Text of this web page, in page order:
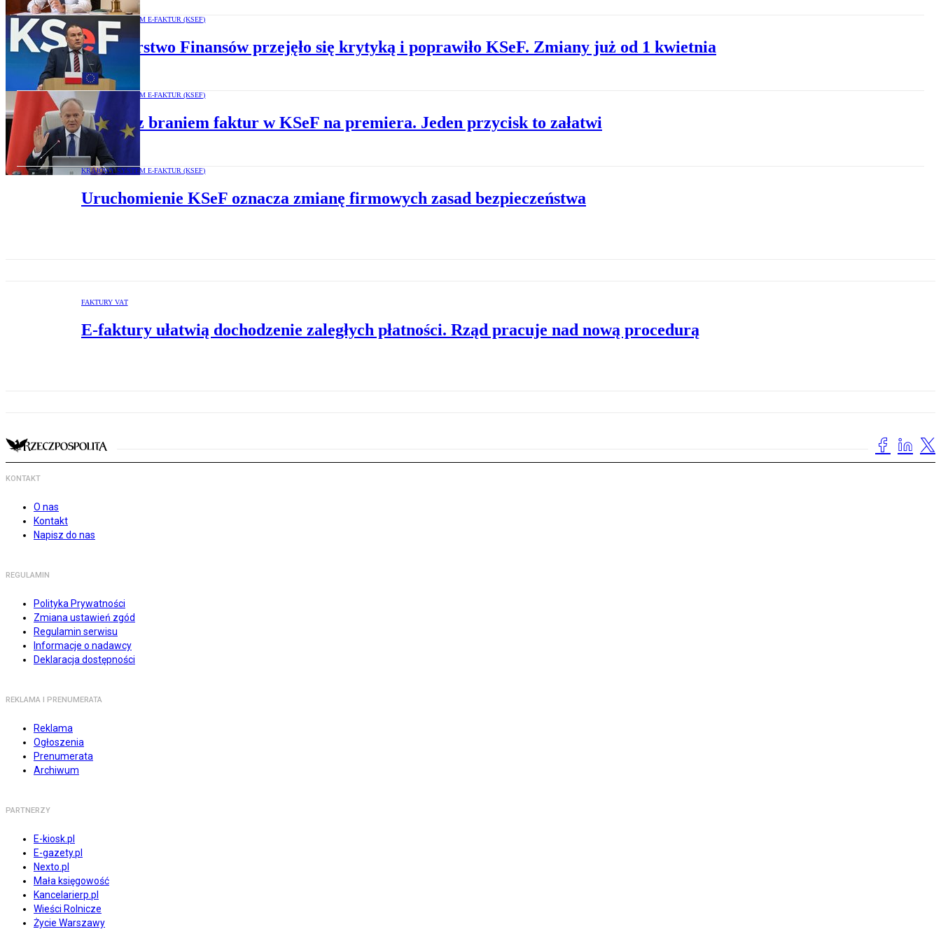
KRAJOWY SYSTEM E-FAKTUR (KSEF)
Ministerstwo Finansów przejęło się krytyką i poprawiło KSeF. Zmiany już od 1 kwietnia
KRAJOWY SYSTEM E-FAKTUR (KSEF)
Koniec z braniem faktur w KSeF na premiera. Jeden przycisk to załatwi
KRAJOWY SYSTEM E-FAKTUR (KSEF)
Uruchomienie KSeF oznacza zmianę firmowych zasad bezpieczeństwa
FAKTURY VAT
E-faktury ułatwią dochodzenie zaległych płatności. Rząd pracuje nad nową procedurą
KONTAKT
O nas
Kontakt
Napisz do nas
REGULAMIN
Polityka Prywatności
Zmiana ustawień zgód
Regulamin serwisu
Informacje o nadawcy
Deklaracja dostępności
REKLAMA I PRENUMERATA
Reklama
Ogłoszenia
Prenumerata
Archiwum
PARTNERZY
E-kiosk.pl
E-gazety.pl
Nexto.pl
Mała księgowość
Kancelarierp.pl
Wieści Rolnicze
Życie Warszawy